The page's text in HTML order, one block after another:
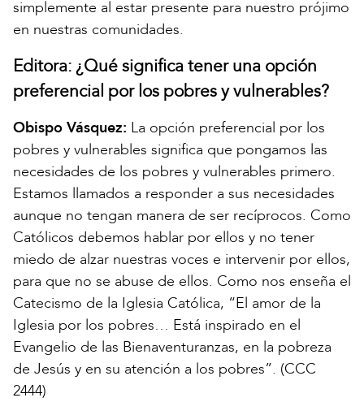
simplemente al estar presente para nuestro prójimo
en nuestras comunidades.
Editora: ¿Qué significa tener una opción
preferencial por los pobres y vulnerables?
Obispo Vásquez: La opción preferencial por los
pobres y vulnerables significa que pongamos las
necesidades de los pobres y vulnerables primero.
Estamos llamados a responder a sus necesidades
aunque no tengan manera de ser recíprocos. Como
Católicos debemos hablar por ellos y no tener
miedo de alzar nuestras voces e intervenir por ellos,
para que no se abuse de ellos. Como nos enseña el
Catecismo de la Iglesia Católica, “El amor de la
Iglesia por los pobres… Está inspirado en el
Evangelio de las Bienaventuranzas, en la pobreza
de Jesús y en su atención a los pobres”. (CCC
2444)